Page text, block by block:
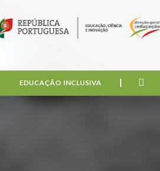
EDUCAÇÃO INCLUSIVA